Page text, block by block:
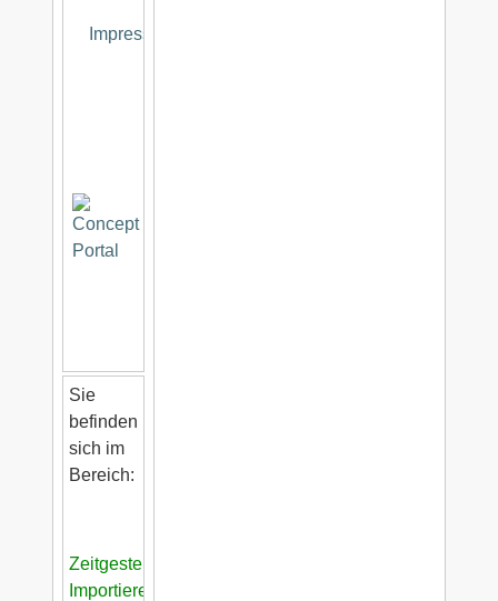
Impressum
Sie
befinden
sich im
Bereich:
Zeitgesteuertes
Importieren